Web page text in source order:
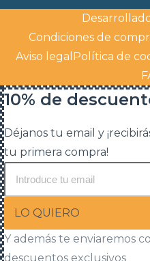
Condiciones de
Aviso legal Política de
10% de
Déjanos tu email y
tu primera compra!
LO QUIERO
Y además te enviaremos
descuentos exclusivos